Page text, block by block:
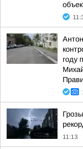
году
11:13